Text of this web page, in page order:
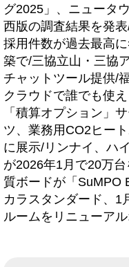
グ2025」、ニュータ
西版の調査結果を発
採用件数が過去最高
築で/三協立山・三協
チャットツール提供/
クラウドで誰でも使
「積算オプション」
ツ、業務用CO2ヒー
に展示/リンナイ、ハ
が2026年1月で20万
質ボードが「SuMPO
カラスタンダード、1
ルームをリニューア